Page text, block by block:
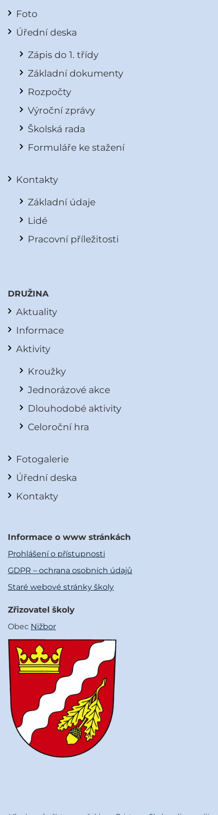
Foto
Úřední deska
Zápis do 1. třídy
Základní dokumenty
Rozpočty
Výroční zprávy
Školská rada
Formuláře ke stažení
Kontakty
Základní údaje
Lidé
Pracovní příležitosti
DRUŽINA
Aktuality
Informace
Aktivity
Kroužky
Jednorázové akce
Dlouhodobé aktivity
Celoroční hra
Fotogalerie
Úřední deska
Kontakty
Informace o www stránkách
Prohlášení o přístupnosti
GDPR – ochrana osobních údajů
Staré webové stránky školy
Zřizovatel školy
Obec Nižbor